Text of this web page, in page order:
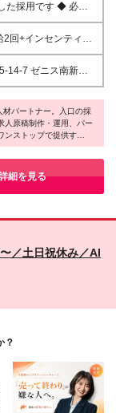
用です ◆ 必須
での就業経験（媒体
のご経験 ・採用担
キャリアの天井が
変わらないことに
ータをもとに考
成果をつくること
2回+インセンティブ
変動なし） ※HRの
変動いたします。
反映される設計で
850万円】 ◎大手
方 ・年功序列の
キャリアアップと
14-7 ゼニス南新宿
東京メトロ「北参道
色・ネイル自由 ・
しやすい立地で
パートナー。入口の採
人原稿制作・運用、パー
ンストップで提供す
る組織"を共創すること
でコミットする姿勢が、
細を見る
／土日祝休み／AI
？